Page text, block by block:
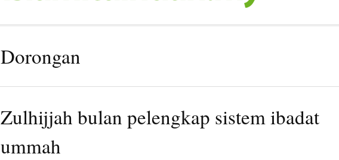
Dorongan
Zulhijjah bulan pelengkap sistem ibadat
ummah